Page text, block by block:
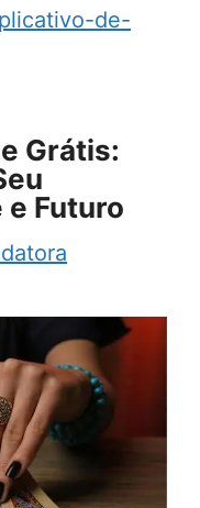
de-
Grátis:
e Futuro